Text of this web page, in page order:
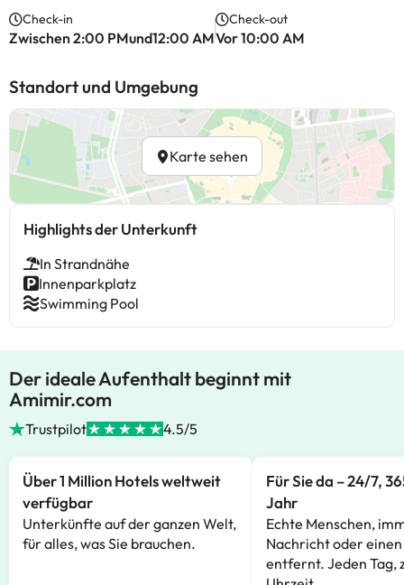
Check-in
Zwischen 2:00 PMund12:00 AM
Check-out
Vor 10:00 AM
Standort und Umgebung
Karte sehen
Highlights der Unterkunft
In Strandnähe
Innenparkplatz
Swimming Pool
Der ideale Aufenthalt beginnt mit
Amimir.com
Trustpilot 4.5/5
Über 1 Million Hotels weltweit
verfügbar
Unterkünfte auf der ganzen Welt,
für alles, was Sie brauchen.
Für Sie da – 24/7,
Jahr
Echte Menschen,
Nachricht oder
entfernt. Jeden Tag,